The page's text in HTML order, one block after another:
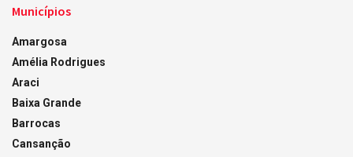
Municípios
Amargosa
Amélia Rodrigues
Araci
Baixa Grande
Barrocas
Cansanção